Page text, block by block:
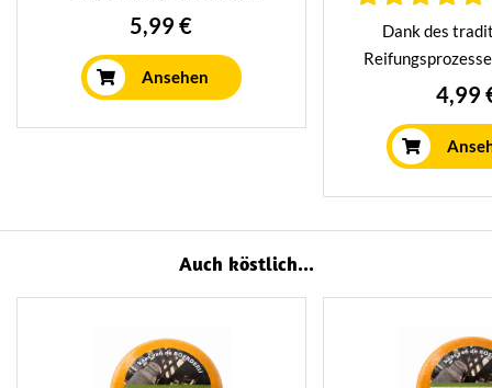
besondere Käse hat einen sehr
intensiven und
unverwechselbaren Geschmack.
Du musst ihn probieren.
5,99 €
Ansehen
Dank des
mehrjähriger
Bauernkäse
kräftigen und
Charakter,
Reifekristalle
4,99
Auch köstlich...